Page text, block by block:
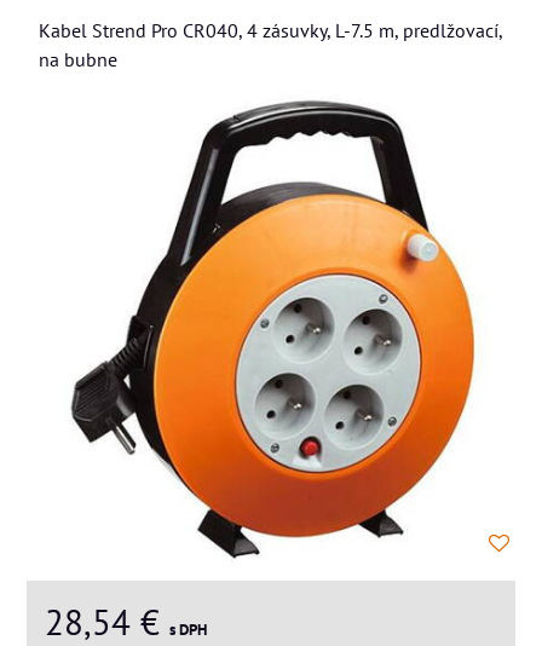
Kabel Strend Pro CR040, 4 zásuvky, L-7.5 m, predlžovací,
na bubne
28,54 € s DPH